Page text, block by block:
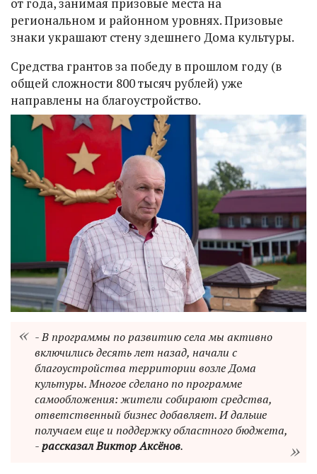
региональном и районном уровнях. Призовые
знаки украшают стену здешнего Дома культуры.
Средства грантов за победу в прошлом году (в
общей сложности 800 тысяч рублей) уже
направлены на благоустройство.
- В программы по развитию села мы активно
включились десять лет назад, начали с
благоустройства территории возле Дома
культуры. Многое сделано по программе
самообложения: жители собирают средства,
ответственный бизнес добавляет. И дальше
получаем еще и поддержку областного бюджета,
-рассказал Виктор Аксёнов.